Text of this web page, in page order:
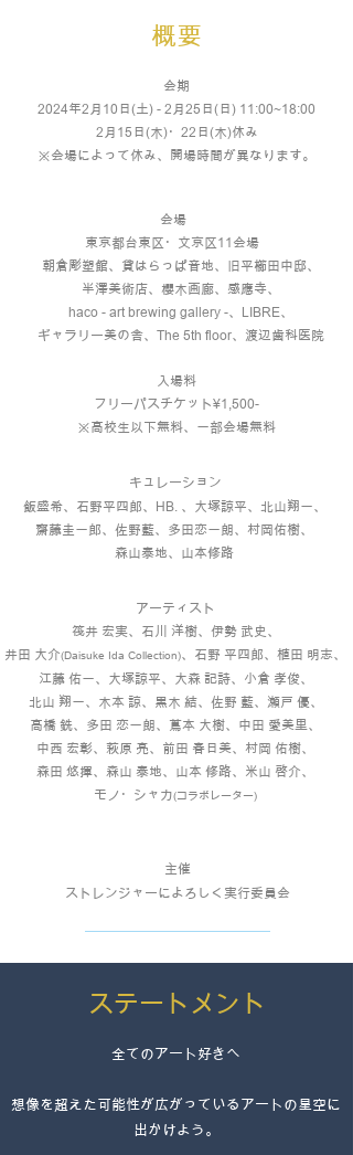
概要
会期
2024年2月10日(土) - 2月25日(日) 11:00~18:00
2月15日(木)・22日(木)休み
※会場によって休み、開場時間が異なります。
会場
東京都台東区・文京区11会場
朝倉彫塑館、貸はらっぱ音地、旧平櫛田中邸、
半澤美術店、櫻木画廊、感應寺、
haco - art brewing gallery -、 LIBRE、
ギャラリー美の舎、The 5th floor、渡辺歯科医院
入場料
フリーパスチケット¥1,500-
※高校生以下無料、一部会場無料
キュレーション
飯盛希、石野平四郎、HB. 、大塚諒平、北山翔一、
齋藤圭一郎、 佐野藍、多田恋一朗、村岡佑樹、
森山泰地、山本修路
アーティスト
筏井 宏実、石川 洋樹、伊勢 武史、
井田 大介(Daisuke Ida Collection)、石野 平四郎、 植田 明志、
江藤 佑一、大塚諒平、大森 記詩、小倉 孝俊、
北山 翔一、 木本 諒、黒木 結、 佐野 藍、 瀬戸 優、
髙橋 銑、多田 恋一朗、蔦本 大樹、中田 愛美里、
中西 宏彰、萩原 亮、前田 春日美、村岡 佑樹、
森田 悠揮、森山 泰地、 山本 修路、米山 啓介、
モノ・ シャカ(コラボレーター)
主催
ストレンジャーによろしく実行委員会
​ステートメント
全てのアート好きへ
想像を超えた可能性が広がっているアートの星空に
出かけよう。